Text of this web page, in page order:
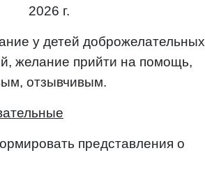
2026 г.
у детей доброжелательных
желание прийти на помощь,
отзывчивым.
представления о